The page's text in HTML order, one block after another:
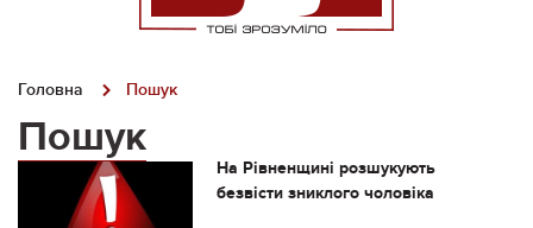
Головна Пошук
Пошук
На Рівненщині розшукують
безвісти зниклого чоловіка